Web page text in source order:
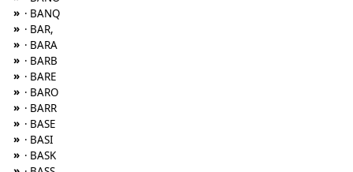
» · BANQ
» · BAR,
» · BARA
» · BARB
» · BARE
» · BARO
» · BARR
» · BASE
» · BASI
» · BASK